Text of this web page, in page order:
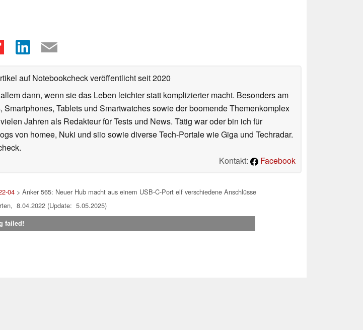
auf Notebookcheck veröffentlichtseit 2020
dann, wenn sie das Leben leichter statt komplizierter macht. Besonders am
Tablets und Smartwatches sowie der boomende Themenkomplex
Jahren als Redakteur für Tests und News. Tätig war oder bin ich für
von homee, Nuki und siio sowie diverse Tech-Portale wie Giga und Techradar.
Kontakt:
Facebook
04> Anker 565: Neuer Hub macht aus einem USB-C-Port elf verschiedene Anschlüsse
8.04.2022 (Update: 5.05.2025)
failed!